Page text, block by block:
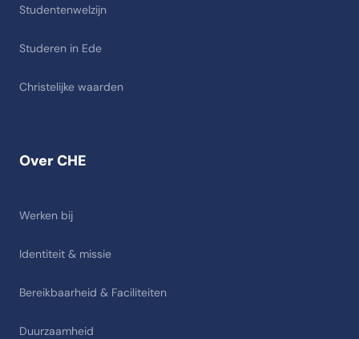
Over CHE
Werken bij
Identiteit & missie
Bereikbaarheid & Faciliteiten
Duurzaamheid
Studentenwelzijn
Studeren in Ede
Christelijke waarden